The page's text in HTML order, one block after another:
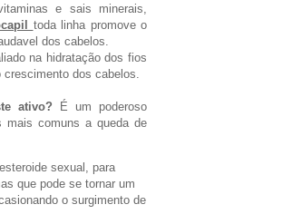
e sais minerais,
toda linha promove o
dos cabelos.
na hidratação dos fios
dos cabelos.
ativo? É um poderoso
mais comuns a queda de
sexual, para
que pode se tornar um
o surgimento de